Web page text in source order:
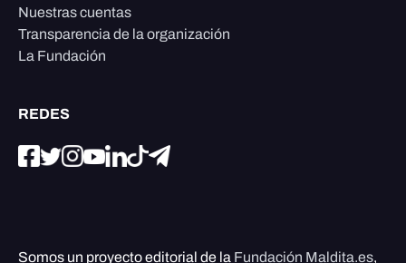
Nuestras cuentas
Transparencia de la organización
La Fundación
REDES
Somos un proyecto editorial de la Fundación Maldita.es,